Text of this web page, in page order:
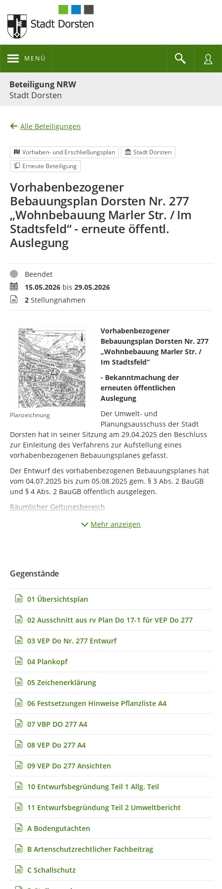
MENÜ
Beteiligung NRW
Stadt Dorsten
Alle Beteiligungen
Vorhaben- und Erschließungsplan
Stadt Dorsten
Erneute Beteiligung
Vorhabenbezogener
Bebauungsplan Dorsten Nr. 277
„Wohnbebauung Marler Str. / Im
Stadtsfeld“ - erneute öffentl.
Auslegung
StatusBeendet
Zeitraum15.05.2026 bis 29.05.2026
Stellungnahmen
2 Stellungnahmen
Planzeichnung
Vorhabenbezogener
Bebauungsplan Dorsten Nr. 277
„Wohnbebauung Marler Str. /
Im Stadtsfeld“
- Bekanntmachung der
erneuten öffentlichen
Auslegung
Der Umwelt- und
Planungsausschuss der Stadt
Dorsten hat in seiner Sitzung am 29.04.2025 den Beschluss
zur Einleitung des Verfahrens zur Aufstellung eines
vorhabenbezogenen Bebauungsplanes gefasst.
Der Entwurf des vorhabenbezogenen Bebauungsplanes hat
vom 04.07.2025 bis zum 05.08.2025 gem. § 3 Abs. 2 BauGB
und § 4 Abs. 2 BauGB öffentlich ausgelegen.
Räumlicher Geltungsbereich
Das Plangebiet des Bebauungsplanes liegt östlich der
Anlass, Ziel und Zweck der erneuten öffentlichen Auslegung
Der Entwurf des Bebauungsplans wurde nach Auswertung
der eingegangenen Stellungnahmen aus der öffentlichen
Auslegung gem. § 3 Abs. 2 BauGB und § 4 Abs. 2 BauGB und
planerischer Präzisierungen überarbeitet. Die Änderungen
betreffen insbesondere zusätzliche Festsetzungen zum
Schallschutz, zur Erstellung eines Sanierungs- und
Bodenmanagementkonzepts sowie Anpassungen am
Baukörper und der Baugrenze. Die Nutzungen als ambulant
betreute Wohngemeinschaften und altengerechte
Wohnungen wurden konkretisiert. Zudem wurden Hinweise
zu Altlasten, Kampfmitteln und weitere redaktionelle
Anpassungen vorgenommen. Die Änderungen sind gem. §
4a Abs. 3 BauGB in den Planunterlagen kenntlich gemacht.
Da durch die Änderungen die Grundzüge der Planung
berührt werden, wird der Bebauungsplanentwurf gem. § 4a
Abs. 3 BauGB mit den zuvor erläuterten Änderungen erneut
öffentlich ausgelegt
Hiermit wird bekanntgemacht, dass der Entwurf des
vorhabenbezogenen Bebauungsplanes mit der
Entwurfsbegründung gemäß § 4a Abs. 3 i.V.m. § 3 Abs. 2
BauGB und § 4 Abs. 2 BauGB in der Zeit
vom
bis29.05.2026einschließlich
im Rathaus der Stadt Dorsten, Halterner Straße 5, im 2. OG.
des Haupttreppenhauses
zu jedermanns Einsicht während der Dienststundenerneut
Mehr anzeigen
Gegenstände
01 Übersichtsplan
02 Ausschnitt aus rv Plan Do 17-1 für VEP Do 277
03 VEP Do Nr. 277 Entwurf
04 Plankopf
05 Zeichenerklärung
06 Festsetzungen Hinweise Pflanzliste A4
07 VBP DO 277 A4
08 VEP Do 277 A4
09 VEP Do 277 Ansichten
10 Entwurfsbegründung Teil 1 Allg. Teil
11 Entwurfsbegründung Teil 2 Umweltbericht
A Bodengutachten
B Artenschutzrechtlicher Fachbeitrag
C Schallschutz